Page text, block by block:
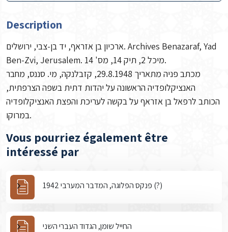
Description
ארכיון בן אזראף, יד בן-צבי, ירושלים. Archives Benazaraf, Yad
Ben-Zvi, Jerusalem. מיכל 2, תיק 14, מס' 14.
מכתב פניה מתאריך 29.8.1948, קזבלנקה, מי. סננס, מחבר
האנציקלופדיה הראשונה על יהדות דתית בשפה הצרפתית,
הכותב לרפאל בן אזראף על בקשה לעריכת והפצת האנציקלופדיה
במרוקו.
Vous pourriez également être
intéressé par
פנקס הפלוגה, המדבר המערבי 1942 (?)
החייל שומן, הגדוד העברי השני